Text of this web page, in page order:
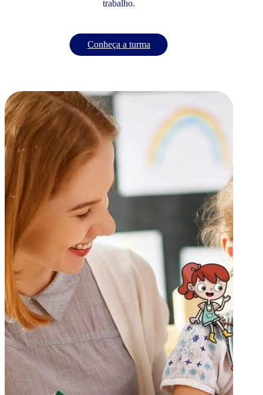
trabalho.
Conheça a turma